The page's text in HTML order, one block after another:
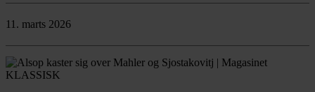
11. marts 2026